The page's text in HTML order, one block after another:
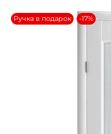
Ручка в подарок -17%